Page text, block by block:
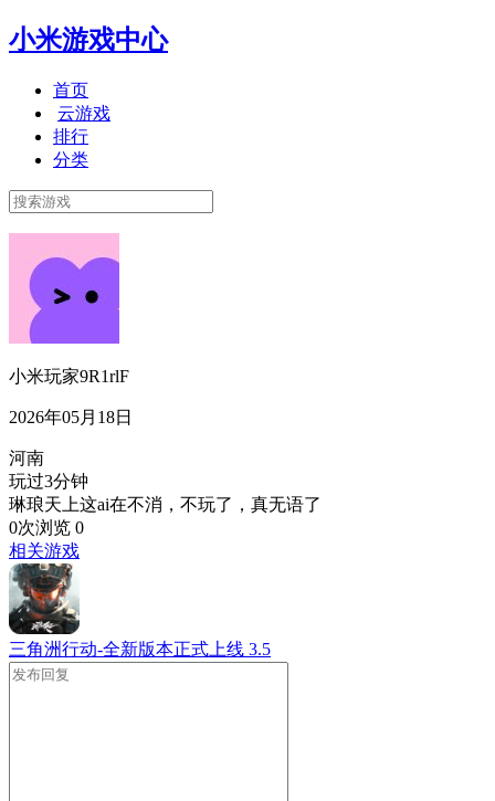
小米游戏中心
首页
云游戏
排行
分类
小米玩家9R1rlF
2026年05月18日
河南
玩过3分钟
琳琅天上这ai在不消，不玩了，真无语了
0次浏览 0
相关游戏
三角洲行动-全新版本正式上线 3.5